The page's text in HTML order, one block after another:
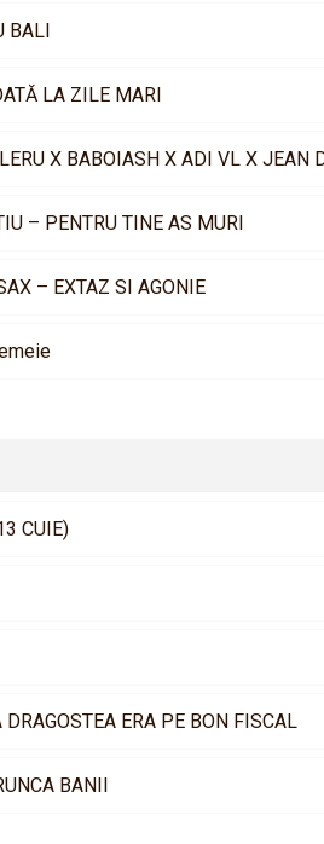
BALI
LA ZILE MARI
– PENTRU TINE AS MURI
– EXTAZ SI AGONIE
CUIE)
ERA PE BON FISCAL
BANII